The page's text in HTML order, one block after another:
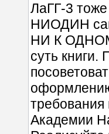
ЛаГГ-3 тоже
НИОДИН
НИ К
суть книги.
Академии